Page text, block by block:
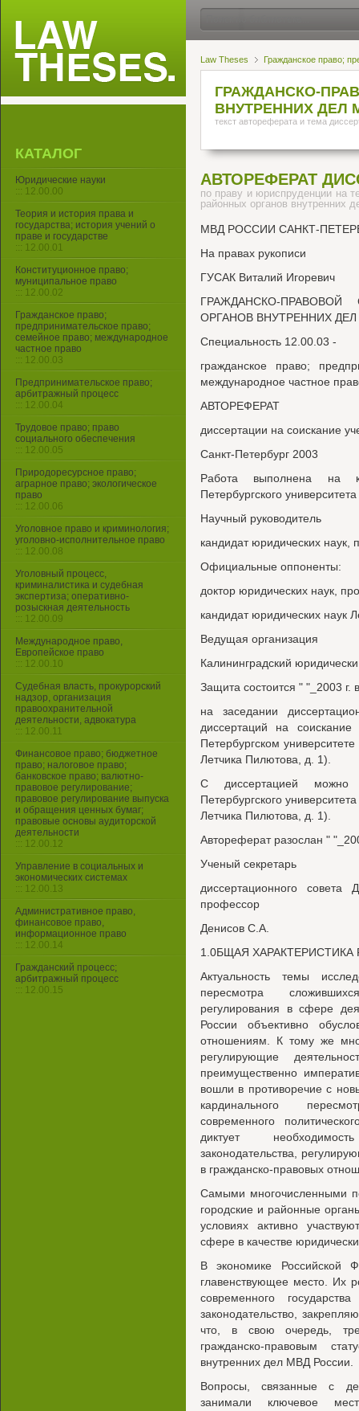
Law Theses Гражданское право;
ГРАЖДАНСКО-
ВНУТРЕННИХ ДЕЛ
текст автореферата и тема
АВТОРЕФЕРАТ
по праву и юриспруденции на
районных органов внутренних
МВД РОССИИ САНКТ-
На правах рукописи
ГУСАК Виталий Игоревич
ГРАЖДАНСКО-
ОРГАНОВ ВНУТРЕННИХ
Специальность 12.00.03 -
гражданское право;
международное частное
АВТОРЕФЕРАТ
диссертации на соискание
Санкт-Петербург 2003
Работа выполнена на
Петербургского
Научный руководитель
кандидат юридических
Официальные оппоненты:
доктор юридических наук,
кандидат юридических наук
Ведущая организация
Калининградский
Защита состоится " "_2003 г.
на заседании
диссертаций на
Петербургском
Летчика Пилютова, д. 1).
С диссертацией можно
Петербургского
Летчика Пилютова, д. 1).
Автореферат разослан "
Ученый секретарь
диссертационного
профессор
Денисов С.А.
1.0БЩАЯ ХАРАКТЕРИСТИКА
Актуальность темы
пересмотра
регулирования в сфере
России объективно
отношениям. К тому же
регулирующие
преимущественно
вошли в противоречие с
кардинального
современного
диктует
законодательства,
в гражданско-правовых
Самыми многочисленными
городские и районные
условиях активно
сфере в качестве
В экономике Российской
главенствующее место. Их
современного
законодательство,
что, в свою очередь,
гражданско-правовым
внутренних дел МВД России.
Вопросы, связанные с
занимали ключевое
КАТАЛОГ
Юридические науки
::: 12.00.00
Теория и история права и
государства; история учений о
праве и государстве
::: 12.00.01
Конституционное право;
муниципальное право
::: 12.00.02
Гражданское право;
предпринимательское право;
семейное право; международное
частное право
::: 12.00.03
Предпринимательское право;
арбитражный процесс
::: 12.00.04
Трудовое право; право
социального обеспечения
::: 12.00.05
Природоресурсное право;
аграрное право; экологическое
право
::: 12.00.06
Уголовное право и криминология;
уголовно-исполнительное право
::: 12.00.08
Уголовный процесс,
криминалистика и судебная
экспертиза; оперативно-
розыскная деятельность
::: 12.00.09
Международное право,
Европейское право
::: 12.00.10
Судебная власть, прокурорский
надзор, организация
правоохранительной
деятельности, адвокатура
::: 12.00.11
Финансовое право; бюджетное
право; налоговое право;
банковское право; валютно-
правовое регулирование;
правовое регулирование выпуска
и обращения ценных бумаг;
правовые основы аудиторской
деятельности
::: 12.00.12
Управление в социальных и
экономических системах
::: 12.00.13
Административное право,
финансовое право,
информационное право
::: 12.00.14
Гражданский процесс;
арбитражный процесс
::: 12.00.15